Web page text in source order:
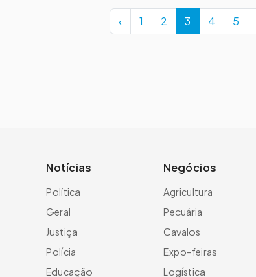
‹ Page
1 Page
2 Current Page
3 Page
4 5
Notícias
Política
Geral
Justiça
Polícia
Educação
Negócios
Agricultura
Pecuária
Cavalos
Expo-feiras
Logística